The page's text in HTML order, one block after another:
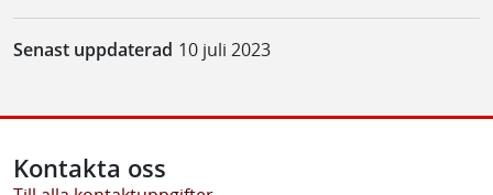
Senast uppdaterad 10 juli 2023
Kontakta oss